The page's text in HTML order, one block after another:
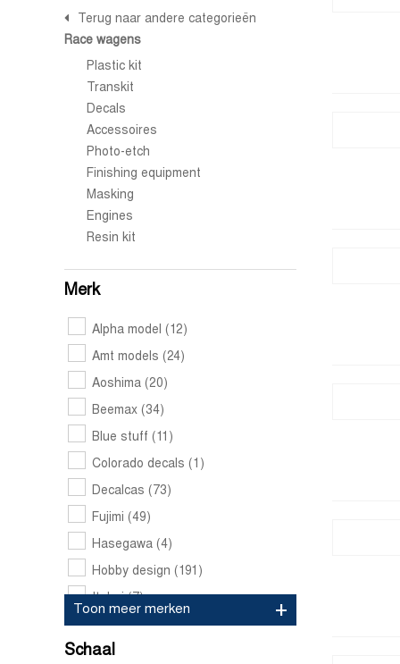
Terug naar andere categorieën
Race wagens
Plastic kit
Transkit
Decals
Accessoires
Photo-etch
Finishing equipment
Masking
Engines
Resin kit
Merk
Alpha model (12)
Amt models (24)
Aoshima (20)
Beemax (34)
Blue stuff (11)
Colorado decals (1)
Decalcas (73)
Fujimi (49)
Hasegawa (4)
Hobby design (191)
Italeri(7)
Ka models(37)
Kmp scalemodels
Toon meer merken
Schaal